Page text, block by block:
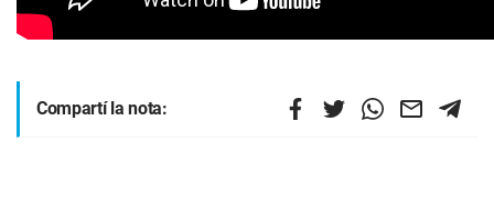
Compartí la nota: